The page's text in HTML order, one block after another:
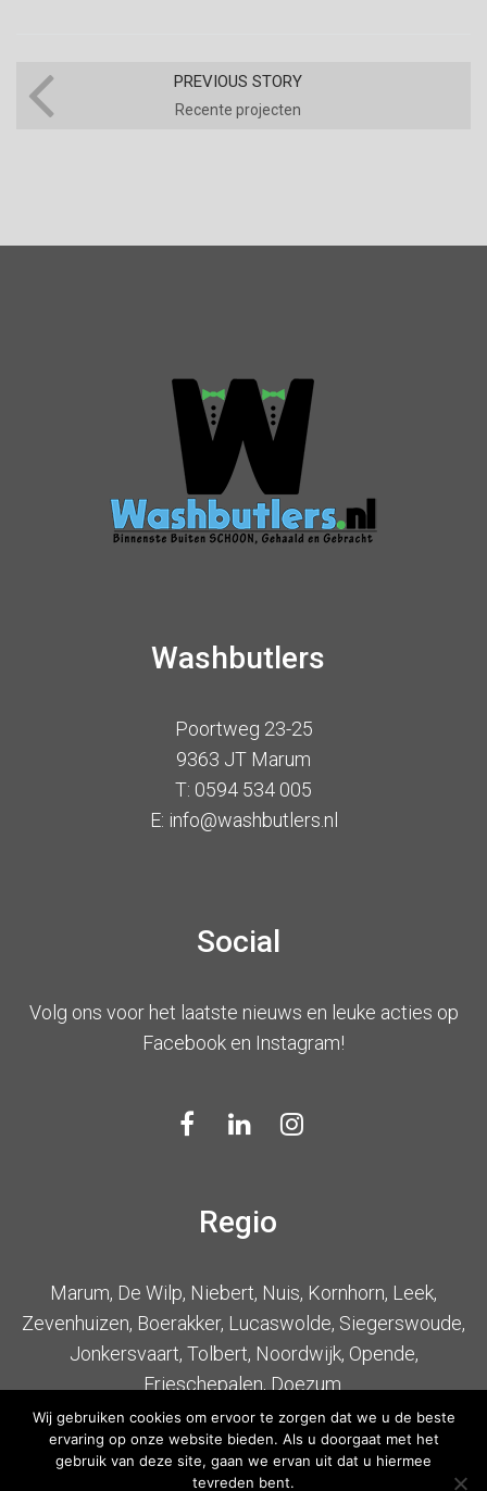
PREVIOUS STORY
Recente projecten
Washbutlers
Poortweg 23-25
9363 JT Marum
T: 0594 534 005
E: info@washbutlers.nl
Social
Volg ons voor het laatste nieuws en leuke acties op
Facebook en Instagram!
Regio
Marum, De Wilp, Niebert, Nuis, Kornhorn, Leek,
Zevenhuizen, Boerakker, Lucaswolde, Siegerswoude,
Jonkersvaart, Tolbert, Noordwijk, Opende,
Frieschepalen, Doezum.
Wij gebruiken cookies om ervoor te zorgen dat we u de beste
ervaring op onze website bieden. Als u doorgaat met het
gebruik van deze site, gaan we ervan uit dat u hiermee
tevreden bent.